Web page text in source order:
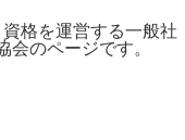
格を運営する一般社
会のページです。